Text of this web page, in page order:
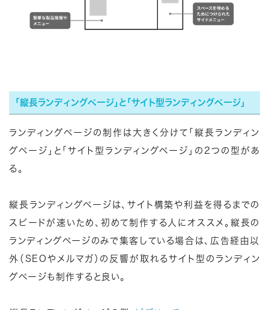
「縦長ランディングページ」と「サイト型ランディングページ」
ランディングページの制作は大きく分けて「縦長ランディン
グページ」と「サイト型ランディングページ」の2つの型があ
る。
縦長ランディングページは、サイト構築や利益を得るまでの
スピードが速いため、初めて制作する人にオススメ。縦長の
ランディングページのみで集客している場合は、広告経由以
外（SEOやメルマガ）の反響が取れるサイト型のランディン
グページも制作すると良い。